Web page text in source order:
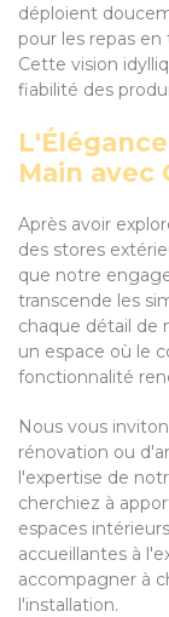
déploient
pour les repas
Cette vision
fiabilité des
Main avec
Après avoir
des stores
que notre
transcende les
chaque détail de
un espace où le
fonctionnalité
Nous vous
rénovation ou
l'expertise de
cherchiez à
espaces
accueillantes à
accompagner à
l'installation.